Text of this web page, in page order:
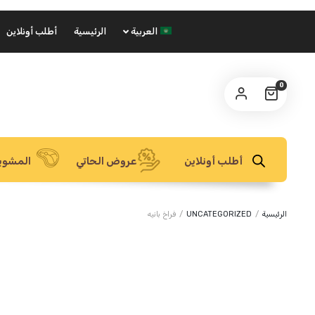
العربية الرئيسية أطلب أونلاين
0
أطلب أونلاين عروض الحاتي
الرئيسية /
UNCATEGORIZED
/ فراخ بانيه